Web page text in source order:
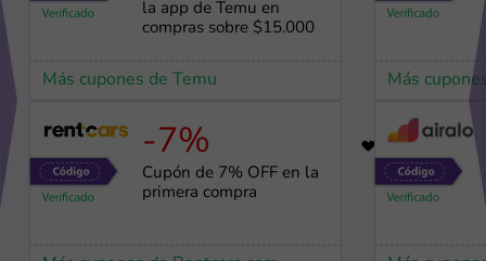
la app de Temu en
compras sobre $15.000
Más cupones de Temu
-7%
Cupón de 7% OFF en la
primera compra
Más